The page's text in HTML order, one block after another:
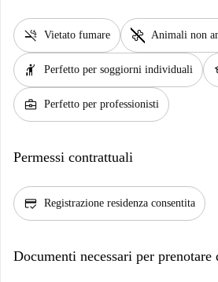
smoke_free Vietato fumare pet_supplies Animali non
hail Perfetto per soggiorni individuali
business_center Perfetto per professionisti
Permessi contrattuali
credit_score Registrazione residenza consentita
Documenti necessari per prenotare